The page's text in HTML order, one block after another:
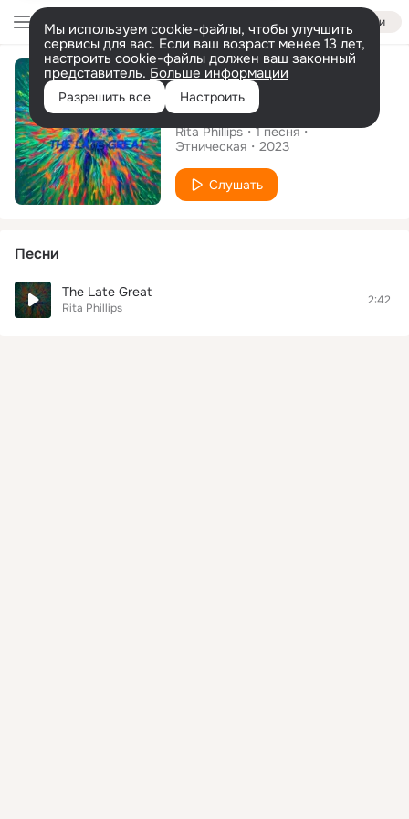
Войти
Мы используем cookie-файлы, чтобы улучшить
сервисы для вас. Если ваш возраст менее 13 лет,
настроить cookie-файлы должен ваш законный
представитель. Больше информации
Разрешить все Настроить
Сингл
The Late Great
Rita Phillips 1песня
Этническая
2023
Слушать
Песни
The Late Great
Rita Phillips
2:42